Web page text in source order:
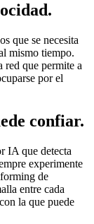
que se necesita
mismo tiempo.
que permite a
por el
confiar.
IA que detecta
experimente
de
entre cada
la que puede